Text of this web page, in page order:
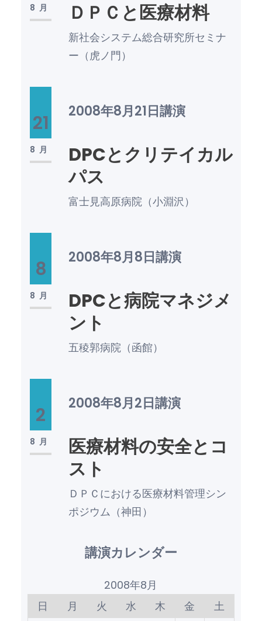
8月 ＤＰＣと医療材料
新社会システム総合研究所セミナ
ー（虎ノ門）
21
8月
2008年8月21日講演
DPCとクリテイカル
パス
富士見高原病院（小淵沢）
8
8月
2008年8月8日講演
DPCと病院マネジメ
ント
五稜郭病院（函館）
2
8月
2008年8月2日講演
医療材料の安全とコ
スト
ＤＰＣにおける医療材料管理シン
ポジウム（神田）
講演カレンダー
2008年8月
日
月 火 水 木 金
土